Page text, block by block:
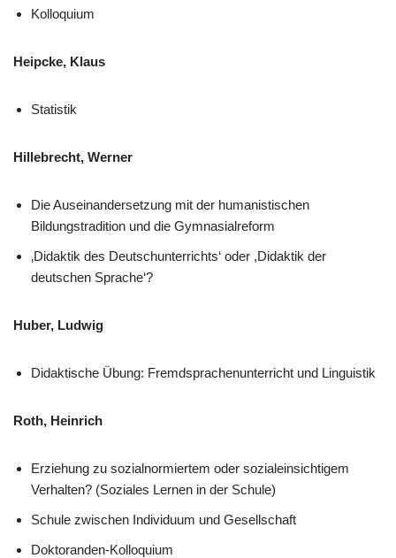
Kolloquium
Heipcke, Klaus
Statistik
Hillebrecht, Werner
Die Auseinandersetzung mit der humanistischen
Bildungstradition und die Gymnasialreform
‚Didaktik des Deutschunterrichts‘ oder ,Didaktik der
deutschen Sprache‘?
Huber, Ludwig
Didaktische Übung: Fremdsprachenunterricht und Linguistik
Roth, Heinrich
Erziehung zu sozialnormiertem oder sozialeinsichtigem
Verhalten? (Soziales Lernen in der Schule)
Schule zwischen Individuum und Gesellschaft
Doktoranden-Kolloquium